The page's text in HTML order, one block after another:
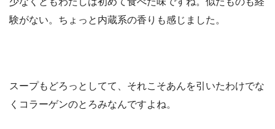
験がない。ちょっと内蔵系の香りも感じました。
スープもどろっとしてて、それこそあんを引いたわけでな
くコラーゲンのとろみなんですよね。